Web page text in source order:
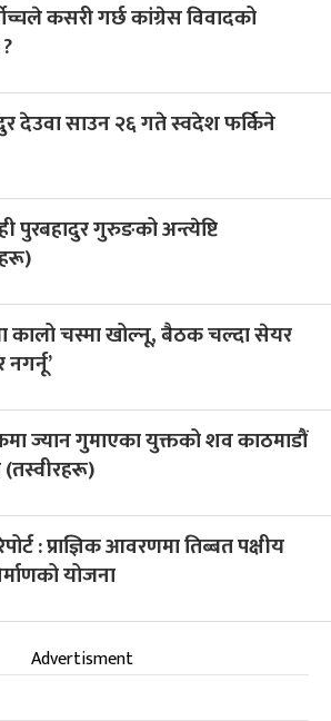
कसरी गर्छ कांग्रेस विवादको
देउवा साउन २६ गते स्वदेश फर्किने
पुरबहादुर गुरुङको अन्त्येष्टि
कालो चस्मा खोल्नू, बैठक चल्दा सेयर
नगर्नू’
ज्यान गुमाएका युक्तको शव काठमाडौं
(तस्वीरहरू)
: प्राज्ञिक आवरणमा तिब्बत पक्षीय
योजना
Advertisment